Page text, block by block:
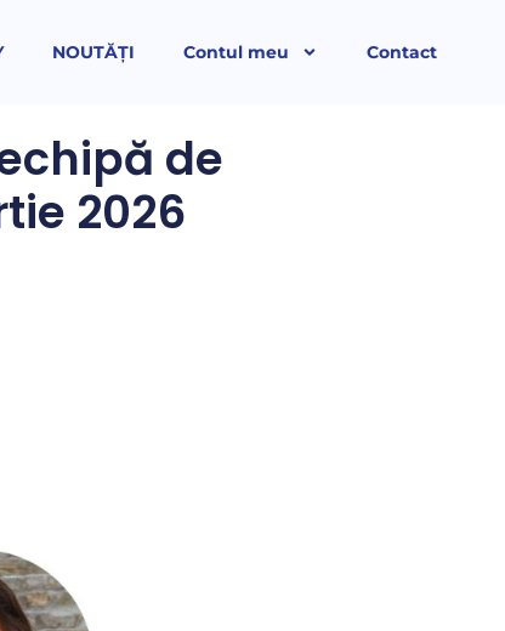
NOUTĂȚI Contul meu Contact
de
2026